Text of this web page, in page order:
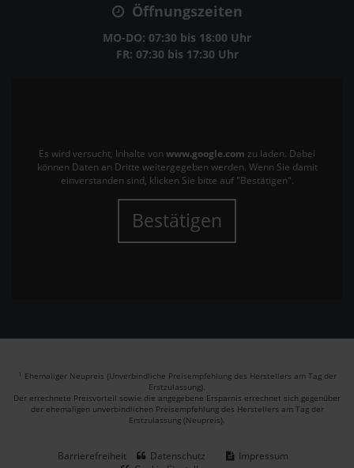
Öffnungszeiten
MO-DO: 07:30 bis 18:00 Uhr
FR: 07:30 bis 17:30 Uhr
Es wird versucht, Inhalte von www.google.com zu laden. Dabei
können Daten an Dritte weitergegeben werden. Wenn Sie damit
einverstanden sind, klicken Sie bitte auf "Bestätigen".
Bestätigen
1 Ehemaliger Neupreis (Unverbindliche Preisempfehlung des Herstellers am Tag der
Erstzulassung).
Der errechnete Preisvorteil sowie die angegebene Ersparnis errechnet sich gegenüber
der ehemaligen unverbindlichen Preisempfehlung des Herstellers am Tag der
Erstzulassung (Neupreis).
Barrierefreiheit Datenschutz
Impressum